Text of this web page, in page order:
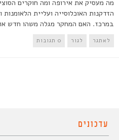
מה מעסיק את אירופה ומה חוקרים
הזדקנות האוכלוסייה ועליית
במרכז. האם המחקר מגלה משהו חדש
לאתגר לגור 0 תגובות
עדכונים